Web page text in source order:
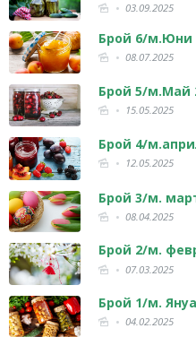
03.09.2025
Брой 6/м.Юни
08.07.2025
Брой 5/м.Май
15.05.2025
Брой 4/
12.05.2025
Брой 3/м.
08.04.2025
Брой 2/м.
07.03.2025
Брой 1/м.
04.02.2025